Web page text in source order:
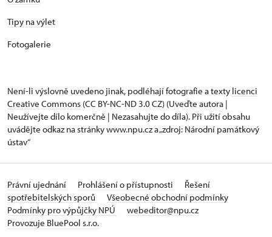
Tipy na výlet
Fotogalerie
Není-li výslovně uvedeno jinak, podléhají fotografie a texty licenci
Creative Commons (CC BY-NC-ND 3.0 CZ) (Uveďte autora |
Neužívejte dílo komerčně | Nezasahujte do díla). Při užití obsahu
uvádějte odkaz na stránky www.npu.cz a „zdroj: Národní památkový
ústav“
Právní ujednání Prohlášení o přístupnosti
Řešení
spotřebitelských sporů
Všeobecné obchodní podmínky
Podmínky pro výpůjčky NPÚ
webeditor@npu.cz
Provozuje BluePool s.r.o.